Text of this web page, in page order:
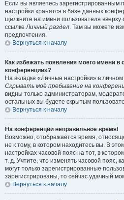
Если вы являетесь зарегистрированным
настройки хранятся в базе данных
щёлкните на имени пользователя
ссылкеЛичный раздел. Там вы можете
предпочтения.
Вернуться к началу
Как избежать появления моего имени в
конференции»?
На вкладке «Личные настройки» в
Скрывать моё пребывание на
видны только администраторам,
остальных вы будете скрытым
Вернуться к началу
На конференции неправильное время!
Возможно, отображается время,
не к тому, в котором находитесь вы. В
настройках часовой пояс на тот, в
т. д. Учтите, что изменять часовой пояс,
могут только зарегистрированные
зарегистрированы, то сейчас удачный
Вернуться к началу